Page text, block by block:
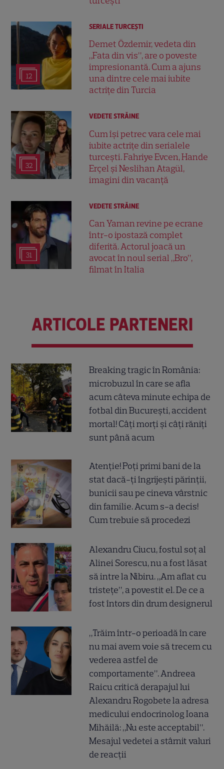
12
SERIALE TURCEŞTI
Demet Özdemir, vedeta din
„Fata din vis”, are o poveste
impresionantă. Cum a ajuns
una dintre cele mai iubite
actrițe din Turcia
32
VEDETE STRĂINE
Cum își petrec vara cele mai
iubite actrițe din serialele
turcești. Fahriye Evcen, Hande
Erçel și Neslihan Atagül,
imagini din vacanță
31
VEDETE STRĂINE
Can Yaman revine pe ecrane
într-o ipostază complet
diferită. Actorul joacă un
avocat în noul serial „Bro”,
filmat în Italia
ARTICOLE PARTENERI
Breaking tragic în România:
microbuzul în care se afla
acum câteva minute echipa de
fotbal din București, accident
mortal! Câți morți și câți răniți
sunt până acum
Atenție! Poți primi bani de la
stat dacă-ți îngrijești părinții,
bunicii sau pe cineva vârstnic
din familie. Acum s-a decis!
Cum trebuie să procedezi
Alexandru Ciucu, fostul soț al
Alinei Sorescu, nu a fost lăsat
să intre la Nibiru. „Am aflat cu
tristețe”, a povestit el. De ce a
fost întors din drum designerul
„Trăim într-o perioadă în care
nu mai avem voie să trecem cu
vederea astfel de
comportamente”. Andreea
Raicu critică derapajul lui
Alexandru Rogobete la adresa
medicului endocrinolog Ioana
Mihăilă: „Nu este acceptabil”.
Mesajul vedetei a stârnit valuri
de reacții